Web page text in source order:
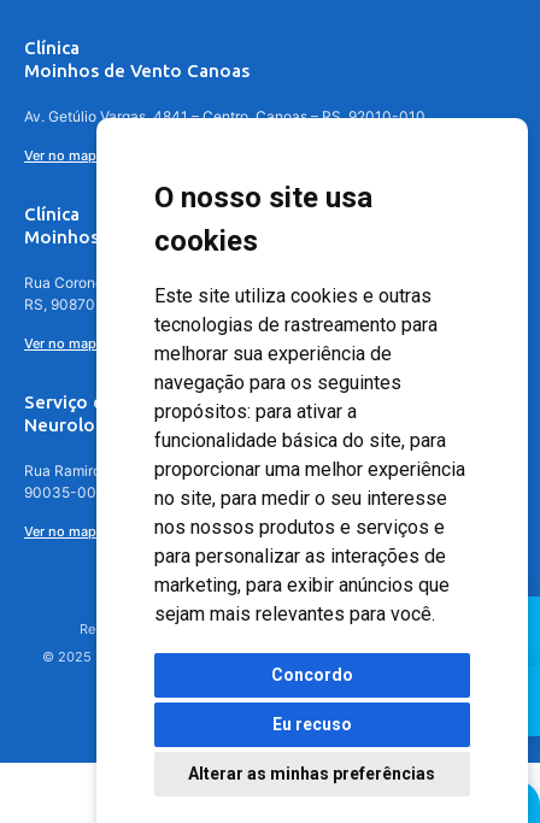
O nosso site usa
cookies
Este site utiliza cookies e outras
tecnologias de rastreamento para
melhorar sua experiência de
navegação para os seguintes
propósitos: para ativar a
funcionalidade básica do site, para
proporcionar uma melhor experiência
no site, para medir o seu interesse
nos nossos produtos e serviços e
para personalizar as interações de
marketing, para exibir anúncios que
sejam mais relevantes para você.
Concordo
Eu recuso
Alterar as minhas preferências
Clínica
Moinhos de Vento Canoas
Av. Getúlio Vargas, 4841 – Centro, Canoas – RS, 92010-010
Ver no mapa
Clínica
Moinhos de Vento - Teresópolis
Rua Coronel Aparício Borges, 250 - 3º andar - Teresópolis, Porto Alegre -
RS, 90870-016
Ver no mapa
Serviço de
Neurologia
Rua Ramiro Barcelos, 630 – 5º andar – Floresta, Porto Alegre – RS,
90035-001
Ver no mapa
Responsável Técnico: Dr. Luiz Antonio Nasi - CREMERS 11217
© 2025 - Hospital Moinhos de Vento - Registro Empresa (CRM-RS): 425